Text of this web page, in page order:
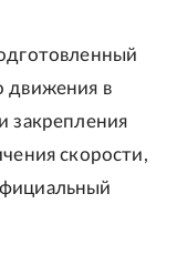
движения в
закрепления
скорости,